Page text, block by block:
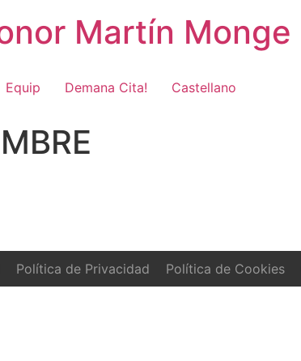
Martín Monge
Equip Demana Cita! Castellano
Política de Privacidad Política de Cookies